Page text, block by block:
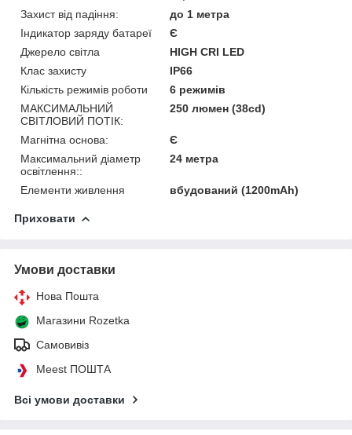
Захист від падіння:
до 1 метра
Індикатор заряду батареї
Є
Джерело світла
HIGH CRI LED
Клас захисту
IP66
Кількість режимів роботи
6 режимів
МАКСИМАЛЬНИЙ
СВІТЛОВИЙ ПОТІК:
250 люмен (38cd)
Магнітна основа:
Є
Максимальний діаметр
освітлення::
24 метра
Елементи живлення вбудований (1200mAh)
Приховати
Умови доставки
Нова Пошта
Магазини Rozetka
Самовивіз
Meest ПОШТА
Всі умови доставки